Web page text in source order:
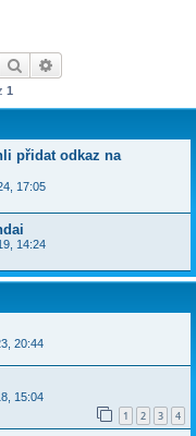
Hledat
1
přidat odkaz na
17:05
14:24
20:44
15:04
1 2 3 4